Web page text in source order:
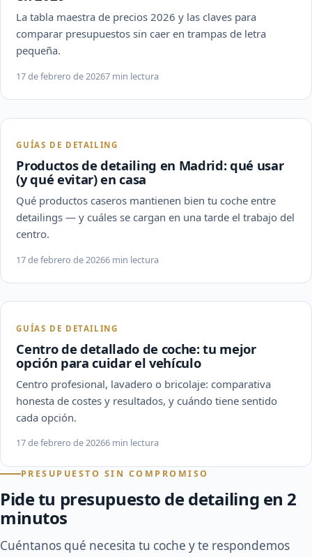
La tabla maestra de precios 2026 y las claves para
comparar presupuestos sin caer en trampas de letra
pequeña.
17 de febrero de 20267 min lectura
GUÍAS DE DETAILING
Productos de detailing en Madrid: qué usar
(y qué evitar) en casa
Qué productos caseros mantienen bien tu coche entre
detailings — y cuáles se cargan en una tarde el trabajo del
centro.
17 de febrero de 20266 min lectura
GUÍAS DE DETAILING
Centro de detallado de coche: tu mejor
opción para cuidar el vehículo
Centro profesional, lavadero o bricolaje: comparativa
honesta de costes y resultados, y cuándo tiene sentido
cada opción.
17 de febrero de 20266 min lectura
PRESUPUESTO SIN COMPROMISO
Pide tu presupuesto de detailing en 2
minutos
Cuéntanos qué necesita tu coche y te respondemos